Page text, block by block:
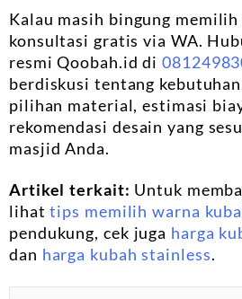
Kalau masih bingung
konsultasi gratis via WA.
resmi Qoobah.id di
berdiskusi tentang
pilihan material, estimasi
rekomendasi desain yang
masjid Anda.
Artikel terkait: Untuk
lihattips memilih warna
pendukung, cek juga harga
dan harga kubah stainless.